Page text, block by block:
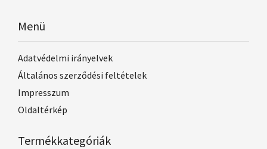
Menü
Adatvédelmi irányelvek
Általános szerződési feltételek
Impresszum
Oldaltérkép
Termékkategóriák